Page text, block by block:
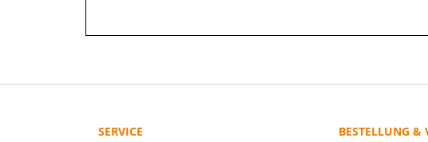
SERVICE
BESTELLUNG &